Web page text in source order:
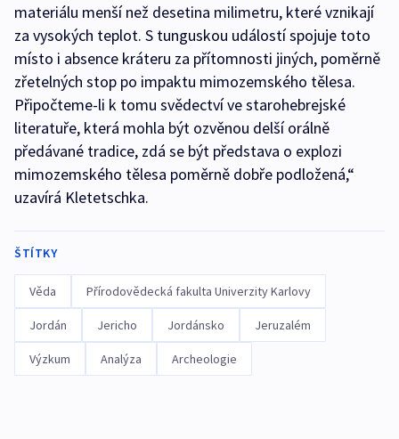
materiálu menší než desetina milimetru, které vznikají
za vysokých teplot. S tunguskou událostí spojuje toto
místo i absence kráteru za přítomnosti jiných, poměrně
zřetelných stop po impaktu mimozemského tělesa.
Připočteme-li k tomu svědectví ve starohebrejské
literatuře, která mohla být ozvěnou delší orálně
předávané tradice, zdá se být představa o explozi
mimozemského tělesa poměrně dobře podložená,“
uzavírá Kletetschka.
ŠTÍTKY
Věda Přírodovědecká fakulta Univerzity Karlovy
Jordán Jericho Jordánsko Jeruzalém
Výzkum Analýza Archeologie